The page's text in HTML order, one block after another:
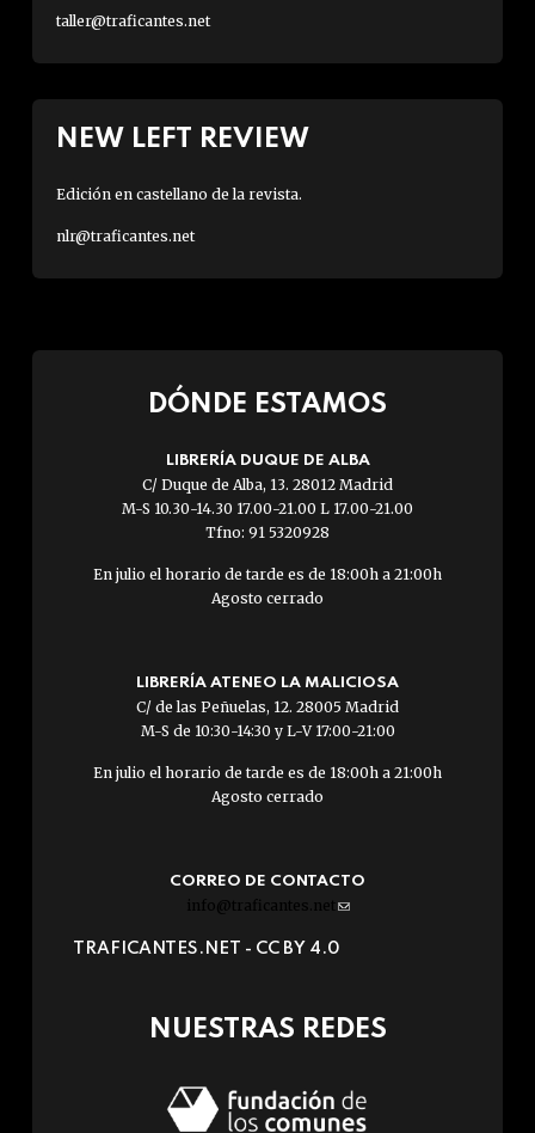
taller@traficantes.net
NEW LEFT REVIEW
Edición en castellano de la revista.
nlr@traficantes.net
DÓNDE ESTAMOS
LIBRERÍA DUQUE DE ALBA
C/ Duque de Alba, 13. 28012 Madrid
M-S 10.30-14.30 17.00-21.00 L 17.00-21.00
Tfno: 91 5320928
En julio el horario de tarde es de 18:00h a 21:00h
Agosto cerrado
LIBRERÍA ATENEO LA MALICIOSA
C/ de las Peñuelas, 12. 28005 Madrid
M-S de 10:30-14:30 y L-V 17:00-21:00
En julio el horario de tarde es de 18:00h a 21:00h
Agosto cerrado
CORREO DE CONTACTO
info@traficantes.net (link
e-
TRAFICANTES.NET - CC BY 4.0
NUESTRAS REDES